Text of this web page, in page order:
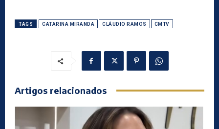
TAGS CATARINA MIRANDA CLÁUDIO RAMOS CMTV
Artigos relacionados